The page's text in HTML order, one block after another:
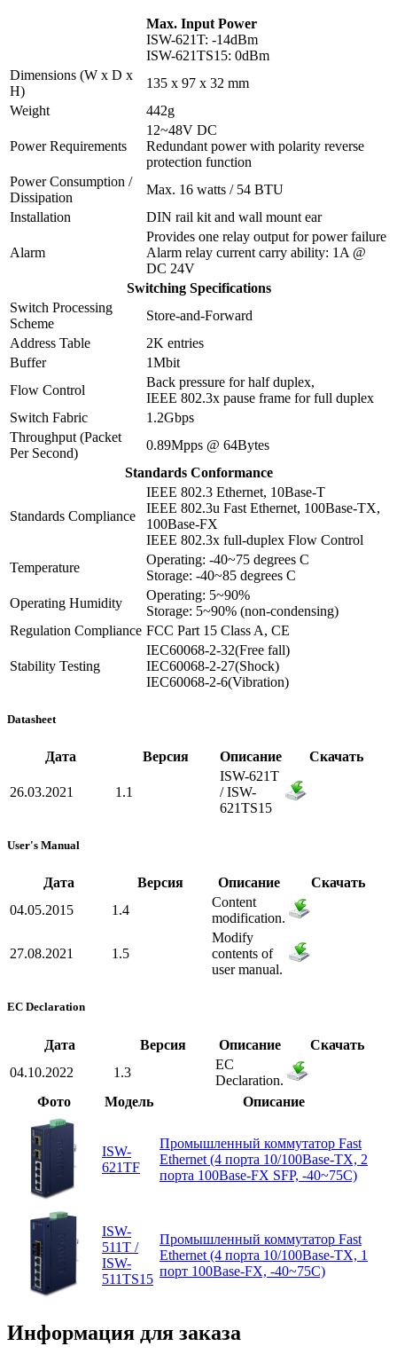
Max. Input Power
ISW-621T: -14dBm
ISW-621TS15: 0dBm
Dimensions (W x D x
H)
135 x 97 x 32 mm
Weight
442g
Power Requirements
12~48V DC
Redundant power with polarity reverse
protection function
Power Consumption /
Dissipation
Max. 16 watts / 54 BTU
Installation
DIN rail kit and wall mount ear
Alarm
Provides one relay output for power failure
Alarm relay current carry ability: 1A @
DC 24V
Switching Specifications
Switch Processing
Scheme
Store-and-Forward
Address Table
2K entries
Buffer
1Mbit
Flow Control
Back pressure for half duplex,
IEEE 802.3x pause frame for full duplex
Switch Fabric
1.2Gbps
Throughput (Packet
Per Second)
0.89Mpps @ 64Bytes
Standards Conformance
Standards Compliance
IEEE 802.3 Ethernet, 10Base-T
IEEE 802.3u Fast Ethernet, 100Base-TX,
100Base-FX
IEEE 802.3x full-duplex Flow Control
Temperature
Operating: -40~75 degrees C
Storage: -40~85 degrees C
Operating Humidity
Operating: 5~90%
Storage: 5~90% (non-condensing)
Regulation Compliance FCC Part 15 Class A, CE
Stability Testing
IEC60068-2-32(Free fall)
IEC60068-2-27(Shock)
IEC60068-2-6(Vibration)
Datasheet
Дата Версия Описание Скачать
26.03.2021 1.1
ISW-621T
/ ISW-
621TS15
User's Manual
Дата Версия Описание
Скачать
04.05.2015
1.4
Content
modification.
27.08.2021 1.5
Modify
contents of
user manual.
EC Declaration
Дата Версия Описание
Скачать
04.10.2022
1.3
EC
Declaration.
Фото
Модель Описание
ISW-
621TF
Промышленный коммутатор Fast
Ethernet (4 порта 10/100Base-TX, 2
порта 100Base-FX SFP, -40~75C)
ISW-
511T /
ISW-
511TS15
Промышленный коммутатор Fast
Ethernet (4 порта 10/100Base-TX, 1
порт 100Base-FX, -40~75C)
Информация для заказа